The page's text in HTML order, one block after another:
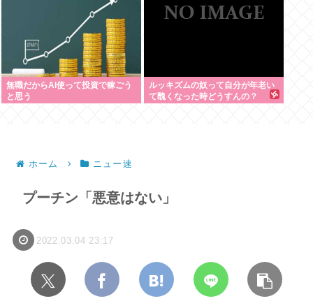
無職だからAI使って投資で稼ごう
と思う
ルッキズムの奴って自分が年老い
て醜くなった時どうすんの？
ホーム ニュー速
プーチン「悪意はない」
2022.03.04 23:17